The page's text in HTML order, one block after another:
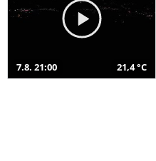
7.8. 21:00 21,4 °C